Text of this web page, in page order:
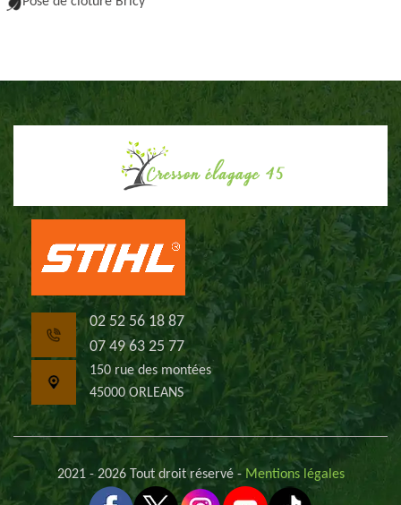
02 52 56 18 87
07 49 63 25 77
150 rue des montées
45000 ORLEANS
2021 - 2026 Tout droit réservé - Mentions légales